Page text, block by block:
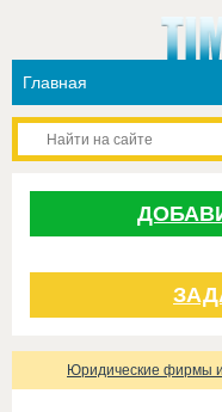
Юридические фирмы